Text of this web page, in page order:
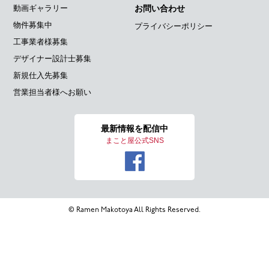
動画ギャラリー
物件募集中
工事業者様募集
デザイナー設計士募集
新規仕入先募集
営業担当者様へお願い
お問い合わせ
プライバシーポリシー
最新情報を配信中
まこと屋公式SNS
© Ramen Makotoya All Rights Reserved.